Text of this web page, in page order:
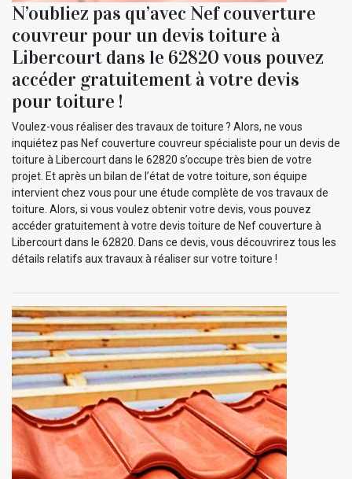
N’oubliez pas qu’avec Nef couverture
couvreur pour un devis toiture à
Libercourt dans le 62820 vous pouvez
accéder gratuitement à votre devis
pour toiture !
Voulez-vous réaliser des travaux de toiture ? Alors, ne vous
inquiétez pas Nef couverture couvreur spécialiste pour un devis de
toiture à Libercourt dans le 62820 s’occupe très bien de votre
projet. Et après un bilan de l’état de votre toiture, son équipe
intervient chez vous pour une étude complète de vos travaux de
toiture. Alors, si vous voulez obtenir votre devis, vous pouvez
accéder gratuitement à votre devis toiture de Nef couverture à
Libercourt dans le 62820. Dans ce devis, vous découvrirez tous les
détails relatifs aux travaux à réaliser sur votre toiture !